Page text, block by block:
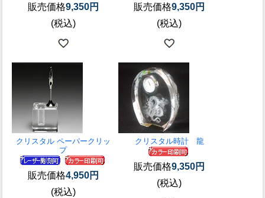
販売価格9,350円
(税込)
販売価格9,350円
(税込)
クリスタル ペーパークリッ
プ
販売価格4,950円
(税込)
クリスタル時計 龍
販売価格9,350円
(税込)